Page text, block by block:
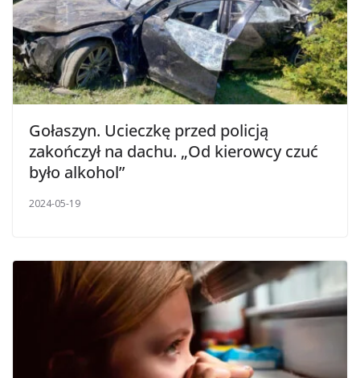
Gołaszyn. Ucieczkę przed policją
zakończył na dachu. „Od kierowcy czuć
było alkohol”
2024-05-19